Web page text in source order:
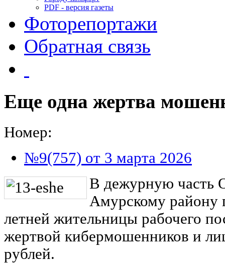
PDF - версия газеты
Фоторепортажи
Обратная связь
Еще одна жертва
Номер:
№9(757) от 3 марта 2026
В дежурную
Амурскому району
летней жительницы рабочего
жертвой кибермошенников и
рублей.